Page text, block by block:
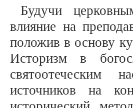
Будучи
влияние на
положив в основу
Историзм в
святоотеческим
источников на